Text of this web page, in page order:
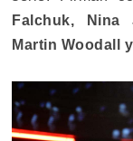
Falchuk, Nina
Martin Woodall